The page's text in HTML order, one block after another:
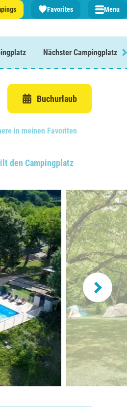
Favorites Menu
Nächster Campingplatz
Buchurlaub
in meinen Favoriten
den Campingplatz